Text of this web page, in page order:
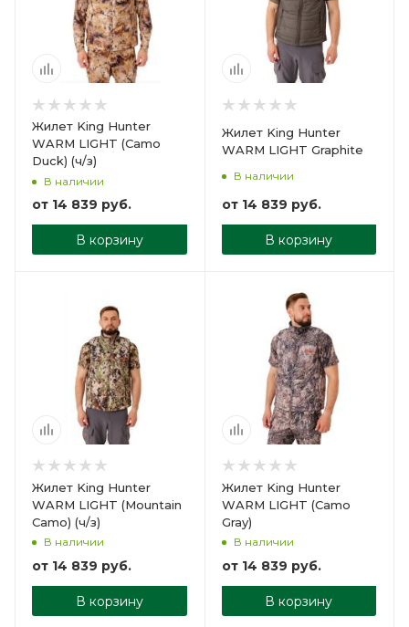
Жилет King Hunter
WARM LIGHT (Camo
Duck) (ч/з)
В наличии
от 14 839 руб.
В корзину
Жилет King Hunter
WARM LIGHT Graphite
В наличии
от 14 839 руб.
В корзину
Жилет King Hunter
WARM LIGHT (Mountain
Camo) (ч/з)
В наличии
от 14 839 руб.
В корзину
Жилет King Hunter
WARM LIGHT (Camo
Gray)
В наличии
от 14 839 руб.
В корзину